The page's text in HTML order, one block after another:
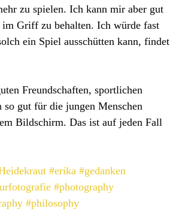
zu spielen. Ich kann mir aber gut
Griff zu behalten. Ich würde fast
ein Spiel ausschütten kann, findet
Freundschaften, sportlichen
so gut für die jungen Menschen
Bildschirm. Das ist auf jeden Fall
#erika #gedanken
#photography
#philosophy